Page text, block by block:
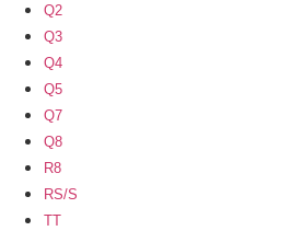
Q2
Q3
Q4
Q5
Q7
Q8
R8
RS/S
TT